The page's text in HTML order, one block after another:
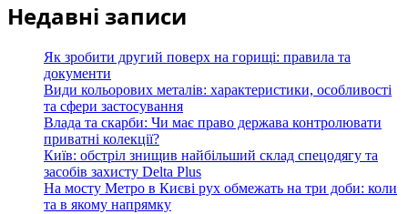
Недавні записи
Як зробити другий поверх на горищі: правила та
документи
Види кольорових металів: характеристики, особливості
та сфери застосування
Влада та скарби: Чи має право держава контролювати
приватні колекції?
Київ: обстріл знищив найбільший склад спецодягу та
засобів захисту Delta Plus
На мосту Метро в Києві рух обмежать на три доби: коли
та в якому напрямку